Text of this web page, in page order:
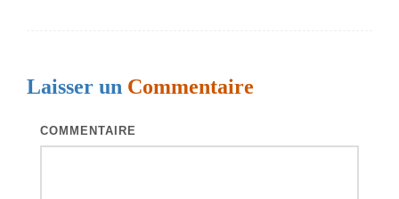
a
Laisser un Commentaire
COMMENTAIRE